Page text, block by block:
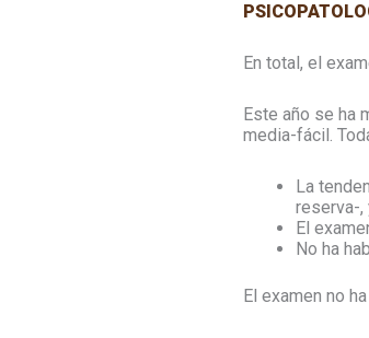
En total, el
Este año se ha
media-fácil.
La
reserva-,
El
No ha
El examen no